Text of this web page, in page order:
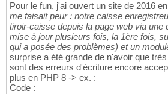
Pour le fun, j'ai ouvert un site de 2016
me faisait peur : notre caisse
tiroir-caisse depuis la page web via une
mise à jour plusieurs fois, la 1ère fois,
qui a posée des problèmes) et un
surprise a été grande de n'avoir que
sont des erreurs d'écriture encore
plus en PHP 8 -> ex. :
Code :